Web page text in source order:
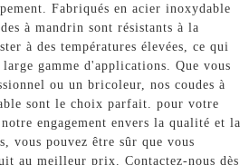
Fabriqués en acier inoxydable
à mandrin sont résistants à la
à des températures élevées, ce qui
gamme d'applications. Que vous
ou un bricoleur, nos coudes à
sont le choix parfait. pour votre
engagement envers la qualité et la
vous pouvez être sûr que vous
au meilleur prix. Contactez-nous dès